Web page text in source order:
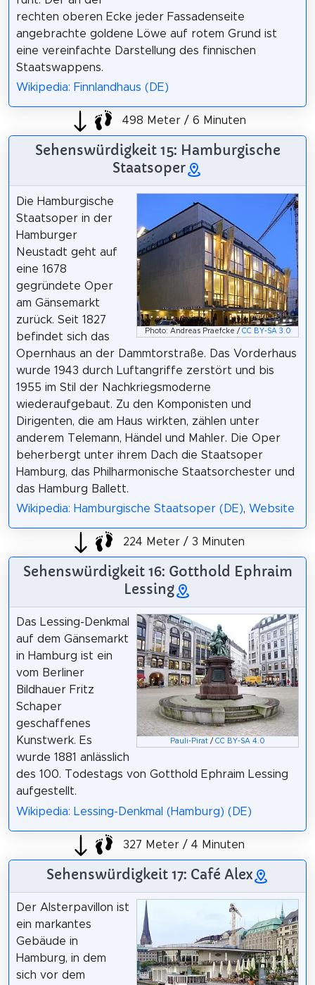
rechten oberen Ecke jeder Fassadenseite
angebrachte goldene Löwe auf rotem Grund ist
eine vereinfachte Darstellung des finnischen
Staatswappens.
Wikipedia: Finnlandhaus (DE)
498 Meter / 6 Minuten
Sehenswürdigkeit 15: Hamburgische
Staatsoper
Photo: Andreas Praefcke / CC BY-SA 3.0
Die Hamburgische
Staatsoper in der
Hamburger
Neustadt geht auf
eine 1678
gegründete Oper
am Gänsemarkt
zurück. Seit 1827
befindet sich das
Opernhaus an der Dammtorstraße. Das Vorderhaus
wurde 1943 durch Luftangriffe zerstört und bis
1955 im Stil der Nachkriegsmoderne
wiederaufgebaut. Zu den Komponisten und
Dirigenten, die am Haus wirkten, zählen unter
anderem Telemann, Händel und Mahler. Die Oper
beherbergt unter ihrem Dach die Staatsoper
Hamburg, das Philharmonische Staatsorchester und
das Hamburg Ballett.
Wikipedia: Hamburgische Staatsoper (DE), Website
224 Meter / 3 Minuten
Sehenswürdigkeit 16: Gotthold Ephraim
Lessing
Pauli-Pirat /CC BY-SA 4.0
Das Lessing-Denkmal
auf dem Gänsemarkt
in Hamburg ist ein
vom Berliner
Bildhauer Fritz
Schaper
geschaffenes
Kunstwerk. Es
wurde 1881 anlässlich
des 100. Todestags von Gotthold Ephraim Lessing
aufgestellt.
Wikipedia: Lessing-Denkmal (Hamburg) (DE)
327 Meter / 4 Minuten
Sehenswürdigkeit 17: Café Alex
Der Alsterpavillon ist
ein markantes
Gebäude in
Hamburg, in dem
sich vor dem